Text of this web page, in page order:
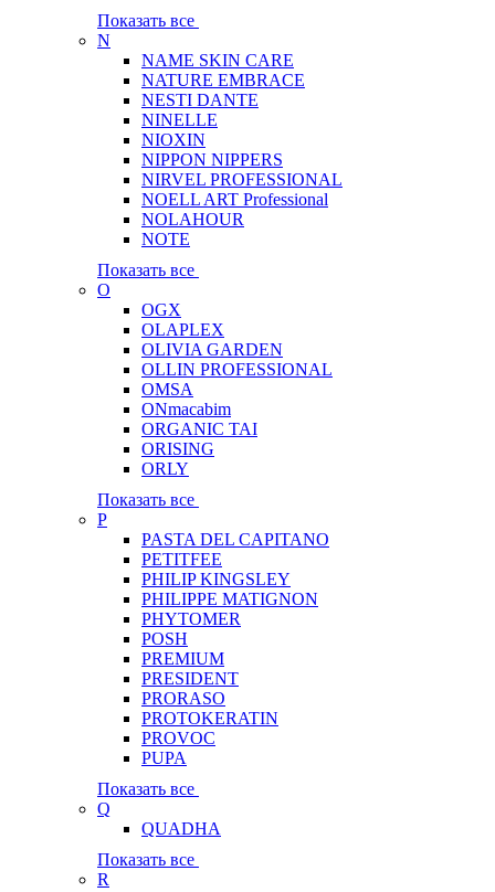
Показать все
N
NAME SKIN CARE
NATURE EMBRACE
NESTI DANTE
NINELLE
NIOXIN
NIPPON NIPPERS
NIRVEL PROFESSIONAL
NOELL ART Professional
NOLAHOUR
NOTE
Показать все
O
OGX
OLAPLEX
OLIVIA GARDEN
OLLIN PROFESSIONAL
OMSA
ONmacabim
ORGANIC TAI
ORISING
ORLY
Показать все
P
PASTA DEL CAPITANO
PETITFEE
PHILIP KINGSLEY
PHILIPPE MATIGNON
PHYTOMER
POSH
PREMIUM
PRESIDENT
PRORASO
PROTOKERATIN
PROVOC
PUPA
Показать все
Q
QUADHA
Показать все
R